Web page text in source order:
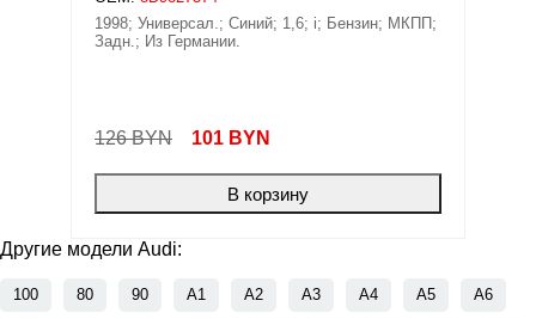
1998; Универсал.; Синий; 1,6; i; Бензин; МКПП;
Задн.; Из Германии.
126 BYN 101 BYN
В корзину
Другие модели Audi:
100 80 90 A1 A2 A3 A4 A5 A6